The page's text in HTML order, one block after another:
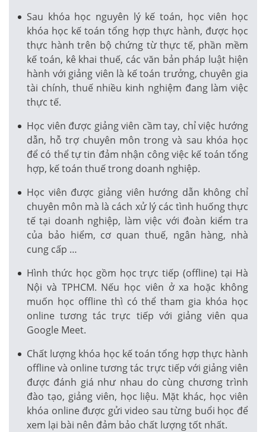
Sau khóa học nguyên lý kế toán, học viên học
khóa học kế toán tổng hợp thực hành, được học
thực hành trên bộ chứng từ thực tế, phần mềm
kế toán, kê khai thuế, các văn bản pháp luật hiện
hành với giảng viên là kế toán trưởng, chuyên gia
tài chính, thuế nhiều kinh nghiệm đang làm việc
thực tế.
Học viên được giảng viên cầm tay, chỉ việc hướng
dẫn, hỗ trợ chuyên môn trong và sau khóa học
để có thể tự tin đảm nhận công việc kế toán tổng
hợp, kế toán thuế trong doanh nghiệp.
Học viên được giảng viên hướng dẫn không chỉ
chuyên môn mà là cách xử lý các tình huống thực
tế tại doanh nghiệp, làm việc với đoàn kiểm tra
của bảo hiểm, cơ quan thuế, ngân hàng, nhà
cung cấp …
Hình thức học gồm học trực tiếp (offline) tại Hà
Nội và TPHCM. Nếu học viên ở xa hoặc không
muốn học offline thì có thể tham gia khóa học
online tương tác trực tiếp với giảng viên qua
Google Meet.
Chất lượng khóa học kế toán tổng hợp thực hành
offline và online tương tác trực tiếp với giảng viên
được đánh giá như nhau do cùng chương trình
đào tạo, giảng viên, học liệu. Mặt khác, học viên
khóa online được gửi video sau từng buổi học để
xem lại bài nên đảm bảo chất lượng tốt nhất.